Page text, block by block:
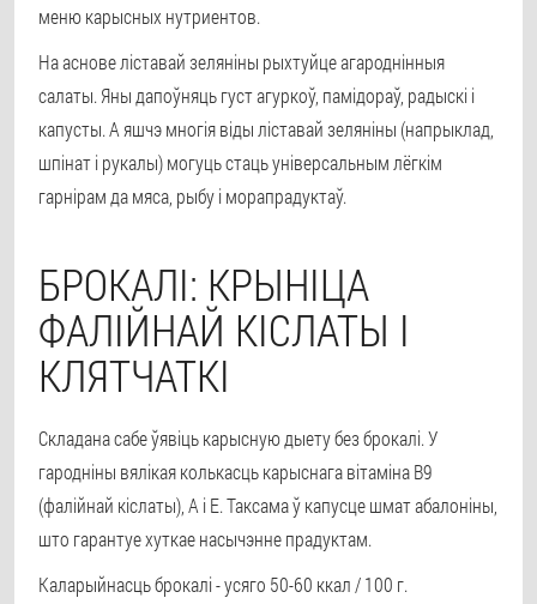
меню карысных нутриентов.
На аснове ліставай зеляніны рыхтуйце агароднінныя
салаты. Яны дапоўняць густ агуркоў, памідораў, радыскі і
капусты. А яшчэ многія віды ліставай зеляніны (напрыклад,
шпінат і рукалы) могуць стаць універсальным лёгкім
гарнірам да мяса, рыбу і морапрадуктаў.
БРОКАЛІ: КРЫНІЦА
ФАЛІЙНАЙ КІСЛАТЫ І
КЛЯТЧАТКІ
Складана сабе ўявіць карысную дыету без брокалі. У
гародніны вялікая колькасць карыснага вітаміна В9
(фалійнай кіслаты), А і Е. Таксама ў капусце шмат абалоніны,
што гарантуе хуткае насычэнне прадуктам.
Каларыйнасць брокалі - усяго 50-60 ккал / 100 г.